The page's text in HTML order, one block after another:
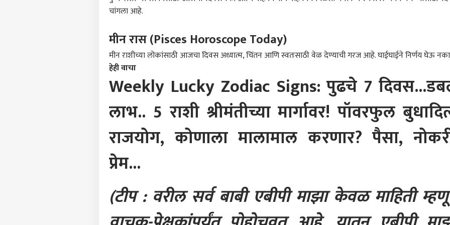
चांगला आहे.
मीन रास (Pisces Horoscope Today)
मीन राशीच्या लोकांसाठी आजचा दिवस अध्यात्म, चिंतन आणि स्वतःसाठी वेळ देण्याची गरज आहे. घाईघाईने निर्णय घेऊ
हेही वाचा
Weekly Lucky Zodiac Signs: पुढचे 7
लाभ.. 5 राशी श्रीमंतीच्या मार्गावर! पॉवरफुल
राजयोग, कोणाला मालामाल करणार? पैसा,
प्रेम...
(टीप : वरील सर्व बाबी एबीपी माझा केवळ माहिती
शिंदे यांच्याकडे का दिला?
भडकले, देवेंद्र फडणवीसांची